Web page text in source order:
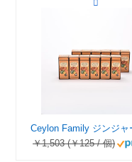
￥1,503 (￥125 / 個)